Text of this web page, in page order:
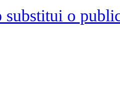
substitui o